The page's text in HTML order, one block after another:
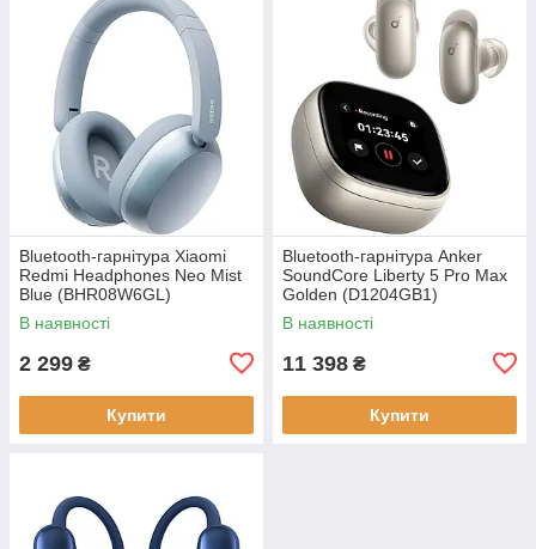
Bluetooth-гарнітура Xiaomi
Redmi Headphones Neo Mist
Blue (BHR08W6GL)
В наявності
2 299 ₴
Купити
Bluetooth-гарнітура Anker
SoundCore Liberty 5 Pro Max
Golden (D1204GB1)
В наявності
11 398 ₴
Купити